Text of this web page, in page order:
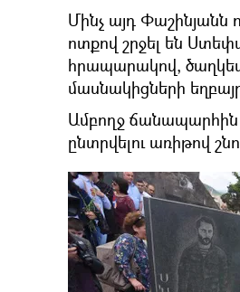
Մինչ այդ
ոտքով շրջել են
հրապարակով,
մասնակիցների
Ամբողջ ճանապարհին
ընտրվելու առիթով